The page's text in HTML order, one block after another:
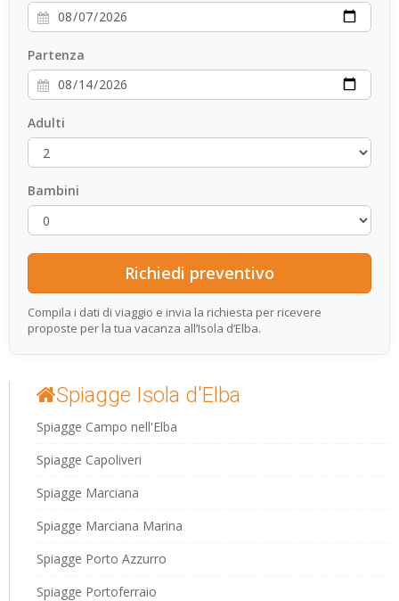
Partenza
Adulti
Bambini
Compila i dati di viaggio e invia la richiesta per ricevere
proposte per la tua vacanza all’Isola d’Elba.
Spiagge Isola d'Elba
Spiagge Campo nell'Elba
Spiagge Capoliveri
Spiagge Marciana
Spiagge Marciana Marina
Spiagge Porto Azzurro
Spiagge Portoferraio